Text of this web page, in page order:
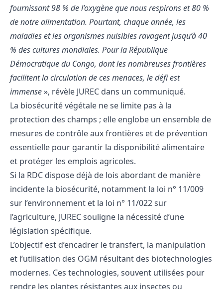
fournissant 98 % de l’oxygène que nous respirons et 80 %
de notre alimentation. Pourtant, chaque année, les
maladies et les organismes nuisibles ravagent jusqu’à 40
% des cultures mondiales. Pour la République
Démocratique du Congo, dont les nombreuses frontières
facilitent la circulation de ces menaces, le défi est
immense», révèle JUREC dans un communiqué.
La biosécurité végétale ne se limite pas à la
protection des champs ; elle englobe un ensemble de
mesures de contrôle aux frontières et de prévention
essentielle pour garantir la disponibilité alimentaire
et protéger les emplois agricoles.
Si la RDC dispose déjà de lois abordant de manière
incidente la biosécurité, notamment la loi n° 11/009
sur l’environnement et la loi n° 11/022 sur
l’agriculture, JUREC souligne la nécessité d’une
législation spécifique.
L’objectif est d’encadrer le transfert, la manipulation
et l’utilisation des OGM résultant des biotechnologies
modernes. Ces technologies, souvent utilisées pour
rendre les plantes résistantes aux insectes ou